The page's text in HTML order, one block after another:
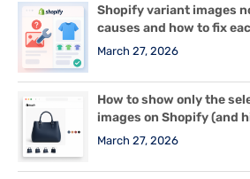
Shopify variant images
causes and how to fix
March 27, 2026
How to show only the
images on Shopify (and
March 27, 2026